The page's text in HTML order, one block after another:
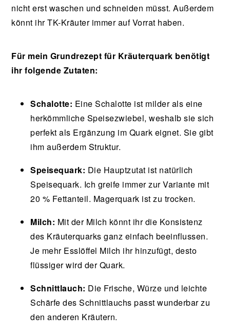
nicht erst waschen und schneiden müsst. Außerdem
könnt ihr TK-Kräuter immer auf Vorrat haben.
Für mein Grundrezept für Kräuterquark benötigt
ihr folgende Zutaten:
Schalotte: Eine Schalotte ist milder als eine
herkömmliche Speisezwiebel, weshalb sie sich
perfekt als Ergänzung im Quark eignet. Sie gibt
ihm außerdem Struktur.
Speisequark: Die Hauptzutat ist natürlich
Speisequark. Ich greife immer zur Variante mit
20 % Fettanteil. Magerquark ist zu trocken.
Milch: Mit der Milch könnt ihr die Konsistenz
des Kräuterquarks ganz einfach beeinflussen.
Je mehr Esslöffel Milch ihr hinzufügt, desto
flüssiger wird der Quark.
Schnittlauch: Die Frische, Würze und leichte
Schärfe des Schnittlauchs passt wunderbar zu
den anderen Kräutern.